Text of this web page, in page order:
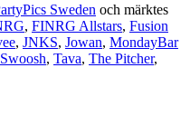
Sweden och märktes
, FINRG Allstars, Fusion
, JNKS, Jowan, MondayBar
Swoosh, Tava, The Pitcher,